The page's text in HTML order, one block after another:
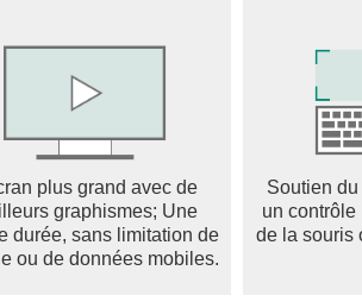
plus grand avec de
graphismes; Une
durée, sans limitation de
ou de données mobiles.
Soutien
un contrôle
de la souris